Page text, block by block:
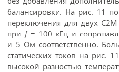
балансировки. На рис. 11
переключения для двух C2M
при f= 100 кГц и
и 5 Ом соответственно.
статических токов на рис.
высокой разностью